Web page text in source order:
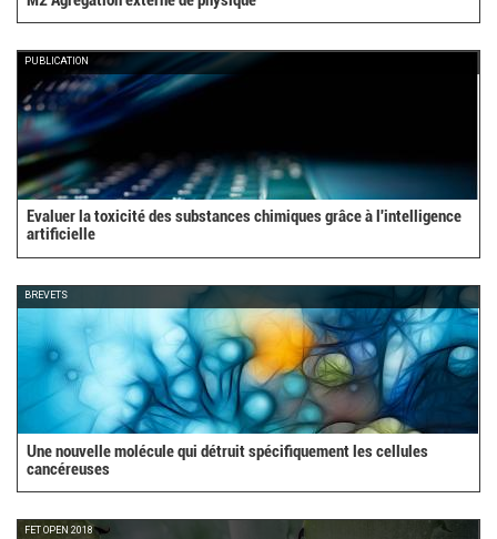
PUBLICATION
Evaluer la toxicité des substances chimiques grâce à l'intelligence
artificielle
BREVETS
Une nouvelle molécule qui détruit spécifiquement les cellules
cancéreuses
FET OPEN 2018